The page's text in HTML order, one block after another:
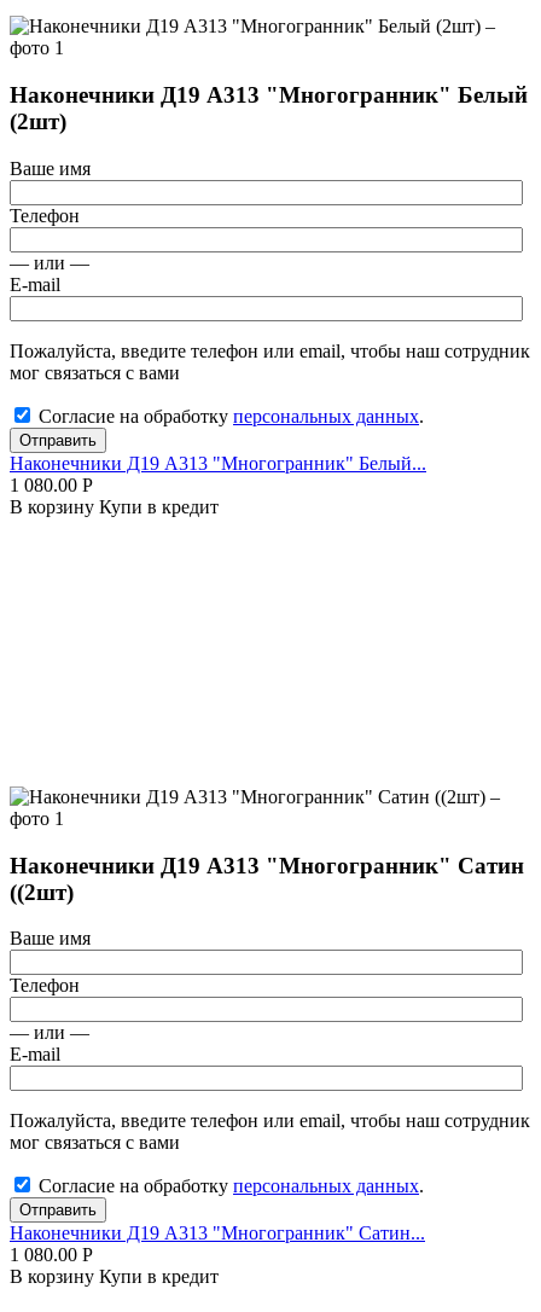
Наконечники Д19 А313 "Многогранник" Белый
(2шт)
Ваше имя
Телефон
— или —
E-mail
Пожалуйста, введите телефон или email, чтобы наш сотрудник
мог связаться с вами
Согласие на обработку персональных данных.
Отправить
Наконечники Д19 А313 "Многогранник" Белый...
1 080.00 Р
В корзину Купи в кредит
Наконечники Д19 А313 "Многогранник" Сатин
((2шт)
Ваше имя
Телефон
— или —
E-mail
Пожалуйста, введите телефон или email, чтобы наш сотрудник
мог связаться с вами
Согласие на обработку персональных данных.
Отправить
Наконечники Д19 А313 "Многогранник" Сатин...
1 080.00 Р
В корзину Купи в кредит